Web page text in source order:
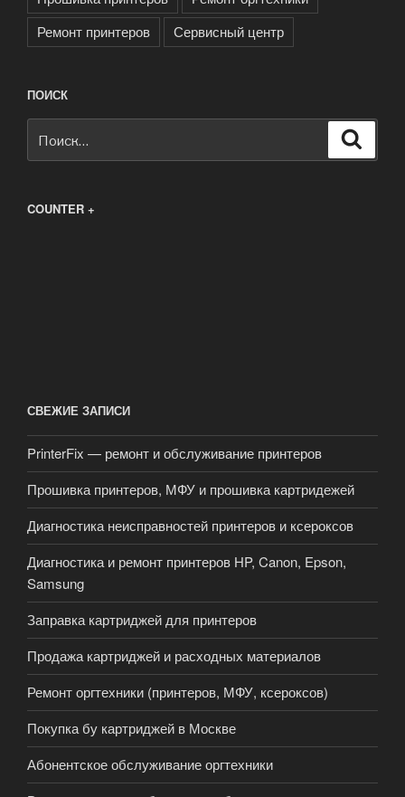
Ремонт принтеров
Сервисный центр
ПОИСК
COUNTER +
СВЕЖИЕ ЗАПИСИ
PrinterFix — ремонт и обслуживание принтеров
Прошивка принтеров, МФУ и прошивка картридежей
Диагностика неисправностей принтеров и ксероксов
Диагностика и ремонт принтеров HP, Canon, Epson,
Samsung
Заправка картриджей для принтеров
Продажа картриджей и расходных материалов
Ремонт оргтехники (принтеров, МФУ, ксероксов)
Покупка бу картриджей в Москве
Абонентское обслуживание оргтехники